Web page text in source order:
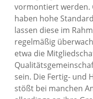
vormontiert werden.
haben hohe
lassen diese im
regelmäßig
etwa die
sein. Die Fertig- und
stößt bei manchen